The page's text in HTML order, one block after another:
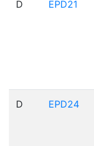
D EPD21
D EPD24